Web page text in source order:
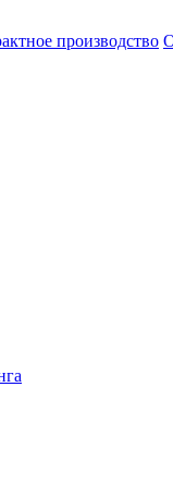
производство